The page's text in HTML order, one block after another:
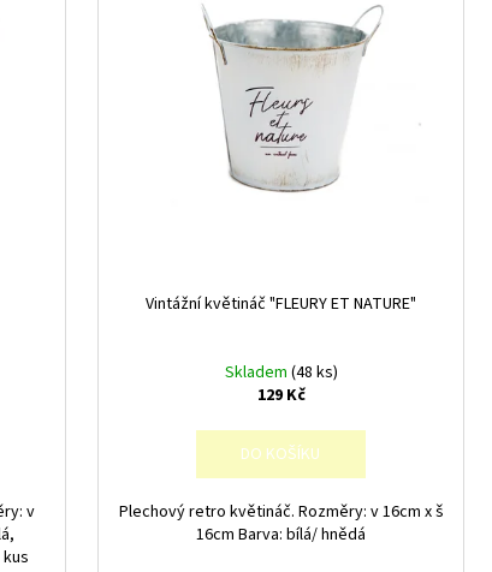
v
Vintážní květináč "FLEURY ET NATURE"
Skladem (48 ks)
129 Kč
DO KOŠÍKU
Plechový retro květináč. Rozměry: v 16cm x š
16cm Barva: bílá/ hnědá